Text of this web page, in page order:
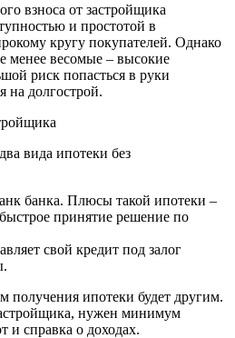
взноса от застройщика
и простотой в
кругу покупателей. Однако
менее весомые – высокие
риск попасться в руки
на долгострой.
вида ипотеки без
банка. Плюсы такой ипотеки –
принятие решение по
свой кредит под залог
получения ипотеки будет другим.
нужен минимум
и справка о доходах.